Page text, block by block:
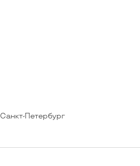
Санкт-Петербург